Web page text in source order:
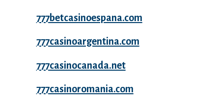
777betcasinoespana.com
777casinoargentina.com
777casinocanada.net
777casinoromania.com